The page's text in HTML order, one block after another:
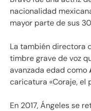
nacionalidad
mayor parte de sus
La también directora
timbre grave de voz
avanzada edad como
caricatura «Coraje, el
En 2017, Ángeles se